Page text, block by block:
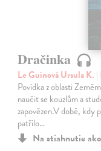
Dračinka
Le Guinová Ursula K. |
Povídka z oblasti
naučit se kouzlům a
zapovězen.V době, kdy
patřilo…
Na stiahnutie ako